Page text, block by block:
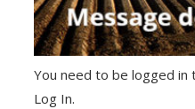
You need to be logged in
Log In.